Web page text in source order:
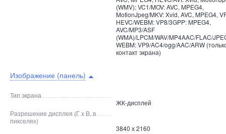
(WMV): VC1/MOV: AVC, MPEG4,
MotionJpeg/MKV: Xvid, AVC, MPEG4,
HEVC/WEBM: VP8/3GPP: MPEG4,
AVC/MP3/ASF
(WMA)/LPCM/WAV/MP4AAC/FLAC/
WEBM: VP9/AC4/ogg/AAC/ARW
контакт экрана)
Изображение (панель)
Тип экрана
ЖК-дисплей
Разрешение дисплея (Г x В, в
пикселях)
3840 x 2160